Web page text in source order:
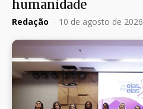
humanidade
Redação - 10 de agosto de 2026